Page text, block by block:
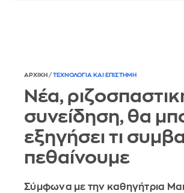
ΑΡΧΙΚΗ / ΤΕΧΝΟΛΟΓΙΑ ΚΑΙ ΕΠΙΣΤΗΜΗ
Νέα,
συνείδηση, θα
εξηγήσει τι
πεθαίνουμε
Σύμφωνα με την καθηγήτρια